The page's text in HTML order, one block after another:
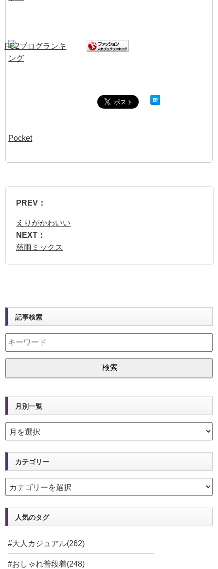
Pocket
PREV：
えりがかわいい
NEXT：
慈雨ミックス
記事検索
月別一覧
カテゴリー
人気のタグ
#大人カジュアル(262)
#おしゃれ普段着(248)